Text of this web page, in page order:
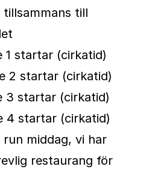
ytterligare
Två maraton
nu i kandidatsfas:
Marathon i
Marathon i
uppfyller alla
de bli officiella
tillsammans till
1 startar (cirkatid)
2 startar (cirkatid)
3 startar (cirkatid)
4 startar (cirkatid)
middag, vi har
restaurang för